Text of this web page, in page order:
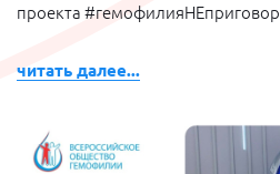
проекта #гемофилияНЕприговор
читать далее...